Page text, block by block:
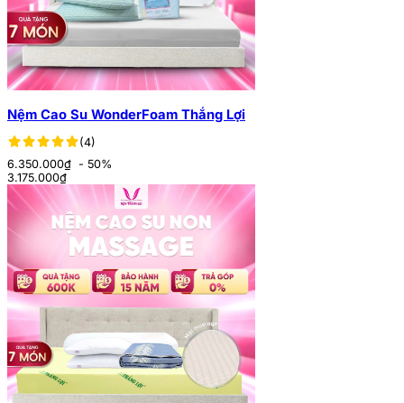
Nệm Cao Su WonderFoam Thắng Lợi
(4)
6.350.000₫ - 50%
3.175.000₫